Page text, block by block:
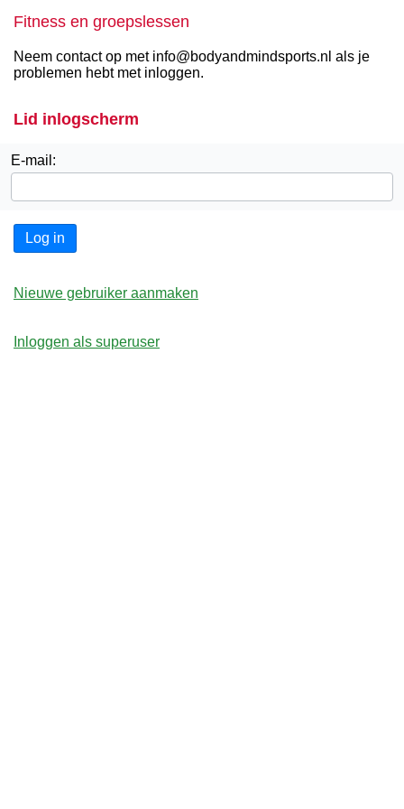
Fitness en groepslessen
Neem contact op met info@bodyandmindsports.nl als je
problemen hebt met inloggen.
Lid inlogscherm
E-mail:
Log in
Nieuwe gebruiker aanmaken
Inloggen als superuser